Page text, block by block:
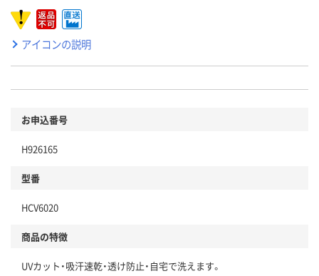
アイコンの説明
お申込番号
H926165
型番
HCV6020
商品の特徴
UVカット・吸汗速乾・透け防止・自宅で洗えます。